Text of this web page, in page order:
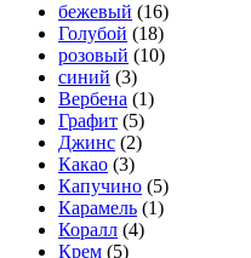
бежевый (16)
Голубой (18)
розовый (10)
синий (3)
Вербена (1)
Графит (5)
Джинс (2)
Какао (3)
Капучино (5)
Карамель (1)
Коралл (4)
Крем (5)